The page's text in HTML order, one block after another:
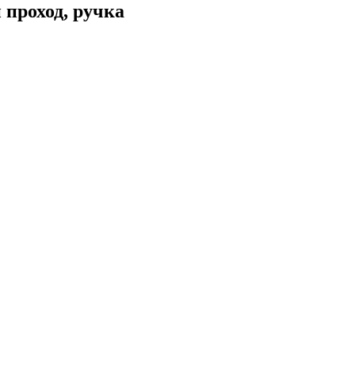
ручка